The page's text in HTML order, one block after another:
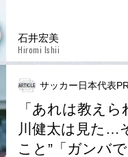
石井宏美
Hiromi Ishii
サッカー日本代表
「あれは教え
川健太は見た…
こと”「ガンバ